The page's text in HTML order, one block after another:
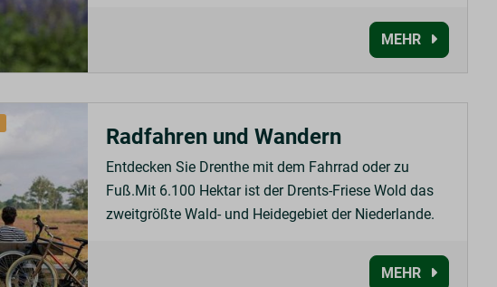
MEHR
Radfahren und Wandern
Entdecken Sie Drenthe mit dem Fahrrad oder zu
Fuß.Mit 6.100 Hektar ist der Drents-Friese Wold das
zweitgrößte Wald- und Heidegebiet der Niederlande.
MEHR